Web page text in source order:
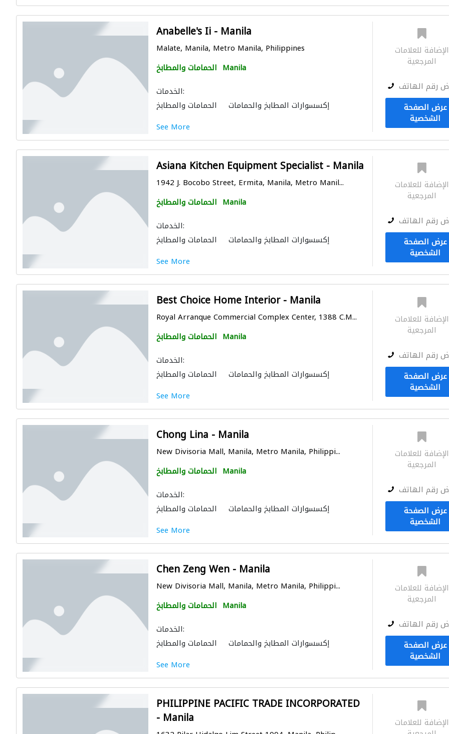
Anabelle's Ii - Manila
Malate, Manila, Metro Manila, Philippines
الحمامات والمطابخ Manila
الخدمات:
الحمامات والمطابخ
إكسسوارات المطابخ والحمامات
See More
الإضافة للعلامات
المرجعية
رقم الهاتف
عرض الصفحة
الشخصية
Asiana Kitchen Equipment Specialist - Manila
1942 J. Bocobo Street, Ermita, Manila, Metro Manil...
الحمامات والمطابخ Manila
الخدمات:
الحمامات والمطابخ
إكسسوارات المطابخ والحمامات
See More
الإضافة للعلامات
المرجعية
رقم الهاتف
عرض الصفحة
الشخصية
Best Choice Home Interior - Manila
Royal Arranque Commercial Complex Center, 1388 C.M...
الحمامات والمطابخ Manila
الخدمات:
الحمامات والمطابخ
إكسسوارات المطابخ والحمامات
See More
الإضافة للعلامات
المرجعية
رقم الهاتف
عرض الصفحة
الشخصية
Chong Lina - Manila
New Divisoria Mall, Manila, Metro Manila, Philippi...
الحمامات والمطابخ Manila
الخدمات:
الحمامات والمطابخ
إكسسوارات المطابخ والحمامات
See More
الإضافة للعلامات
المرجعية
رقم الهاتف
عرض الصفحة
الشخصية
Chen Zeng Wen - Manila
New Divisoria Mall, Manila, Metro Manila, Philippi...
الحمامات والمطابخ Manila
الخدمات:
الحمامات والمطابخ
إكسسوارات المطابخ والحمامات
See More
الإضافة للعلامات
المرجعية
رقم الهاتف
عرض الصفحة
الشخصية
PHILIPPINE PACIFIC TRADE INCORPORATED
- Manila الإضافة للعلامات